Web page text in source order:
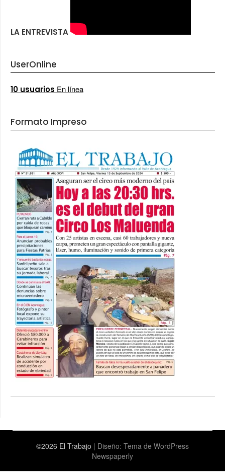
LA ENTREVISTA
UserOnline
10 usuarios En línea
Formato Impreso
©2026 El Trabajo | Diseño: Tema de WordPress
Newspaperly